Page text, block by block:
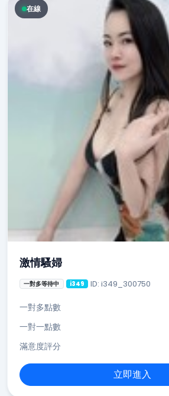
在線
激情騷婦
一對多等待中 i349 ID: i349_300750
一對多點數
一對一點數
滿意度評分
立即進入